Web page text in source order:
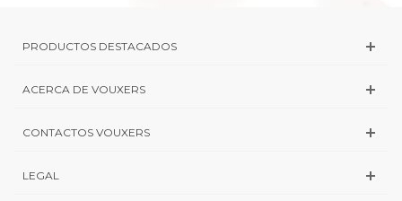
PRODUCTOS DESTACADOS
ACERCA DE VOUXERS
CONTACTOS VOUXERS
LEGAL